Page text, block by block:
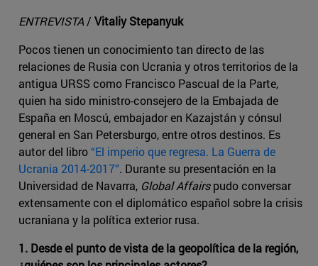
ENTREVISTA / Vitaliy Stepanyuk
Pocos tienen un conocimiento tan directo de las
relaciones de Rusia con Ucrania y otros territorios de la
antigua URSS como Francisco Pascual de la Parte,
quien ha sido ministro-consejero de la Embajada de
España en Moscú, embajador en Kazajstán y cónsul
general en San Petersburgo, entre otros destinos. Es
autor del libro“El imperio que regresa. La Guerra de
Ucrania 2014-2017”. Durante su presentación en la
Universidad de Navarra, Global Affairspudo conversar
extensamente con el diplomático español sobre la crisis
ucraniana y la política exterior rusa.
1. Desde el punto de vista de la geopolítica de la región,